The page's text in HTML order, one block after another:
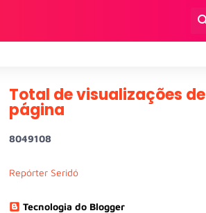
Total de visualizações de
página
8049108
Repórter Seridó
Tecnologia do Blogger